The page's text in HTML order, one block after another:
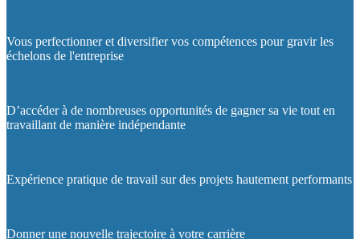
Vous perfectionner et diversifier vos compétences pour gravir les
échelons de l'entreprise
D’accéder à de nombreuses opportunités de gagner sa vie tout en
travaillant de manière indépendante
Expérience pratique de travail sur des projets hautement performants
Donner une nouvelle trajectoire à votre carrière